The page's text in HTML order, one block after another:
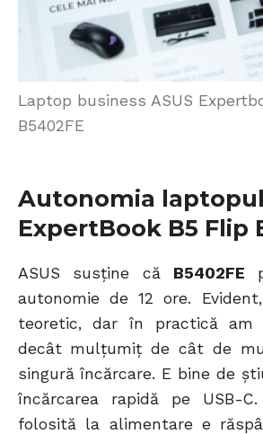
Laptop business ASUS
B5402FE
Autonomia
ExpertBook B5 Flip
ASUS susține că B5402FE
autonomie de 12 ore.
teoretic, dar în practică
decât mulțumiț de cât de
singură încărcare. E bine de
încărcarea rapidă pe USB-
folosită la alimentare e